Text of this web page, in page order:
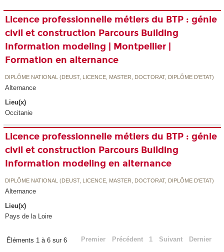
Licence professionnelle métiers du BTP : génie
civil et construction Parcours Building
Information modeling | Montpellier |
Formation en alternance
DIPLÔME NATIONAL (DEUST, LICENCE, MASTER, DOCTORAT, DIPLÔME D'ETAT)
Alternance
Lieu(x)
Occitanie
Licence professionnelle métiers du BTP : génie
civil et construction Parcours Building
Information modeling en alternance
DIPLÔME NATIONAL (DEUST, LICENCE, MASTER, DOCTORAT, DIPLÔME D'ETAT)
Alternance
Lieu(x)
Pays de la Loire
Éléments 1 à 6 sur 6 Premier Précédent 1 Suivant Dernier